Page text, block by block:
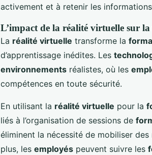
activement et à retenir les
L’impact de la réalité virtuelle sur
La réalité virtuelle transforme la
d’apprentissage inédites. Les
environnements réalistes, où les
compétences en toute sécurité.
En utilisant la réalité virtuelle pour la
liés à l’organisation de sessions de
éliminent la nécessité de mobiliser
plus, les employés peuvent suivre les